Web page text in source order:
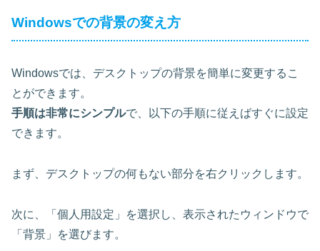
Windowsでの背景の変え方
Windowsでは、デスクトップの背景を簡単に変更するこ
とができます。
手順は非常にシンプルで、以下の手順に従えばすぐに設定
できます。
まず、 デスクトップの何もない部分を右クリック します。
次に、「個人用設定」を選択し、表示されたウィンドウで
「背景」を選びます。